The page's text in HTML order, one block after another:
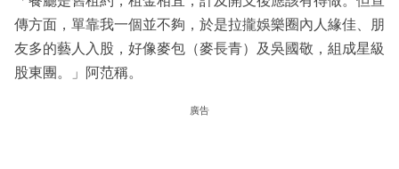
傳方面，單靠我一個並不夠，於是拉攏娛樂圈內人緣佳、朋
友多的藝人入股，好像麥包（麥長青）及吳國敬，組成星級
股東團。」阿范稱。
廣告